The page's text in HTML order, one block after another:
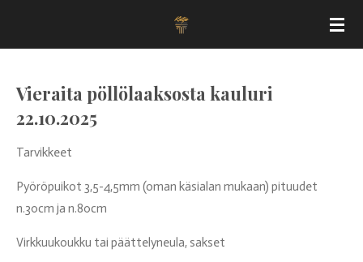
Vieraita pöllölaaksosta kauluri
22.10.2025
Tarvikkeet
Pyöröpuikot 3,5-4,5mm (oman käsialan mukaan) pituudet
n.30cm ja n.80cm
Virkkuukoukku tai päättelyneula, sakset